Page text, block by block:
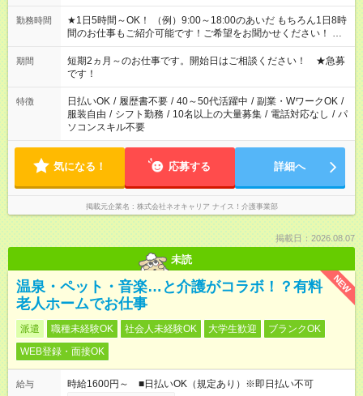
勤務時間
★1日5時間～OK！ （例）9:00～18:00のあいだ もちろん1日8時
間のお仕事もご紹介可能です！ご希望をお聞かせください！ ★
家庭の都合でお休みが必要な場合も遠慮なくご相談ください。
※週最低15時間以上の勤務が必要です
期間
短期2ヵ月～のお仕事です。開始日はご相談ください！ ★急募
です！
特徴 日払いOK / 履歴書不要 / 40～50代活躍中 / 副業・WワークOK /
服装自由 / シフト勤務 / 10名以上の大量募集 / 電話対応なし / パ
ソコンスキル不要
気になる！ 応募する 詳細へ
掲載元企業名 株式会社ネオキャリア ナイス！介護事業部
掲載日：2026.08.07
未読
NEW
温泉・ペット・音楽…と介護がコラボ！？有料
老人ホームでお仕事
派遣 職種未経験OK 社会人未経験OK 大学生歓迎
ブランクOK
WEB登録・面接OK
給与
時給1600円～ ■日払いOK（規定あり）※即日払い不可